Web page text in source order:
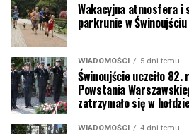
Wakacyjna atmosfera i
parkrunie w Świnoujściu
WIADOMOŚCI 5 dni temu
Świnoujście uczciło 82.
Powstania
zatrzymało się w
WIADOMOŚCI 4 dni temu